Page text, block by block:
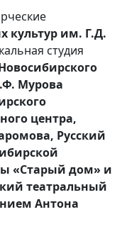
культур им. Г.Д.
студия
Мурова
центра,
Русский
«Старый дом» и
театральный
Антона